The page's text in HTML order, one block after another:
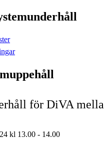
för DiVA
kl 13.00 - 14.00